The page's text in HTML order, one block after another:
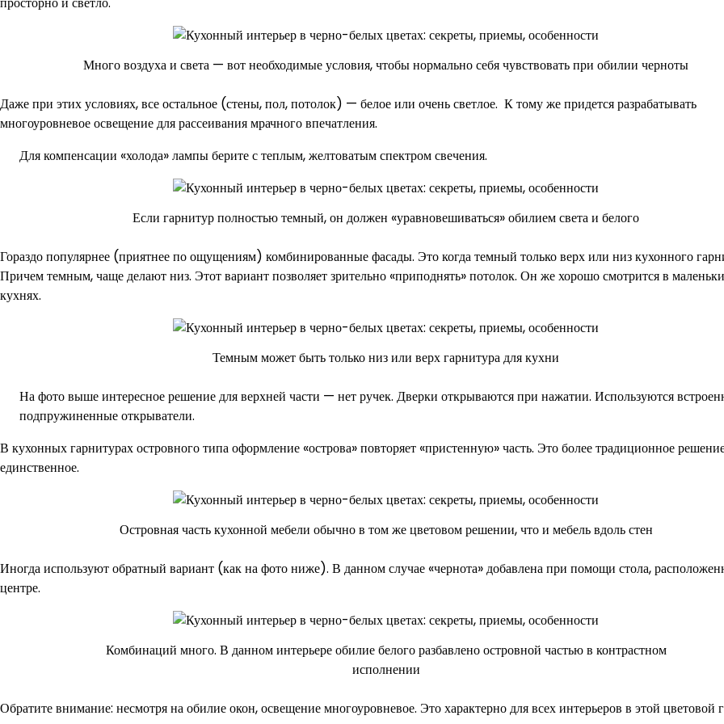
Много воздуха и света — вот необходимые условия, чтобы нормально себя чувствовать при обилии черноты
Даже при этих условиях, все остальное (стены, пол, потолок) — белое или очень светлое. К тому же придется разрабатывать
многоуровневое освещение для рассеивания мрачного впечатления.
Для компенсации «холода» лампы берите с теплым, желтоватым спектром свечения.
Если гарнитур полностью темный, он должен «уравновешиваться» обилием света и белого
Гораздо популярнее (приятнее по ощущениям) комбинированные фасады. Это когда темный только верх или низ кухонного
Причем темным, чаще делают низ. Этот вариант позволяет зрительно «приподнять» потолок. Он же хорошо смотрится в
кухнях.
Темным может быть только низ или верх гарнитура для кухни
На фото выше интересное решение для верхней части — нет ручек. Дверки открываются при нажатии. Используются
подпружиненные открыватели.
В кухонных гарнитурах островного типа оформление «острова» повторяет «пристенную» часть. Это более традиционное
единственное.
Островная часть кухонной мебели обычно в том же цветовом решении, что и мебель вдоль стен
Иногда используют обратный вариант (как на фото ниже). В данном случае «чернота» добавлена при помощи стола,
центре.
Комбинаций много. В данном интерьере обилие белого разбавлено островной частью в контрастном
исполнении
Обратите внимание: несмотря на обилие окон, освещение многоуровневое. Это характерно для всех интерьеров в этой цветовой